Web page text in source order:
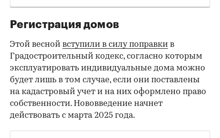
Регистрация домов
Этой весной вступили в силу поправки в
Градостроительный кодекс, согласно которым
эксплуатировать индивидуальные дома можно
будет лишь в том случае, если они поставлены
на кадастровый учет и на них оформлено право
собственности. Нововведение начнет
действовать с марта 2025 года.